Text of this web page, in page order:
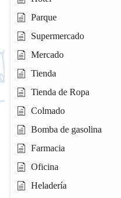
Parque
Supermercado
Mercado
Tienda
Tienda de Ropa
Colmado
Bomba de gasolina
Farmacia
Oficina
Heladería